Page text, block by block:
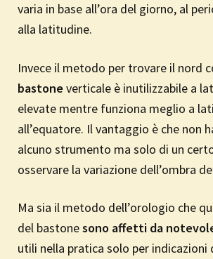
varia in base all’ora del giorno, al
alla latitudine.
Invece il metodo per trovare il nord
bastone verticale è inutilizzabile a
elevate mentre funziona meglio a
all’equatore. Il vantaggio è che non
alcuno strumento ma solo di un
osservare la variazione dell’ombra
Ma sia il metodo dell’orologio che
del bastonesono affetti da
utili nella pratica solo per indicazioni